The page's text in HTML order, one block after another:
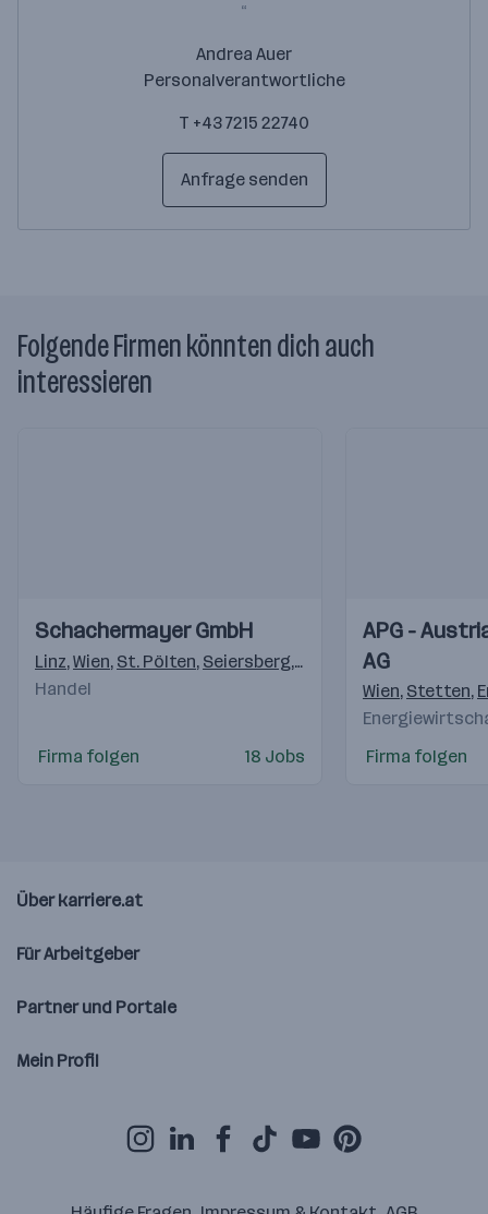
“
Andrea Auer
Personalverantwortliche
T +43 7215 22740
Anfrage senden
Folgende Firmen könnten dich auch
interessieren
Videos
Einblicke
Einblicke
Schachermayer GmbH
Linz,Wien, St. Pölten, Seiersberg,Villach Innsbruck
Handel
Firma folgen 18 Jobs
Videos
Einblicke
Einblicke
APG -
AG
Wien, Stetten,
Firma folgen
Über karriere.at
Für Arbeitgeber
Partner und Portale
Mein Profil